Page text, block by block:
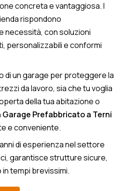
concreta e vantaggiosa. I
rispondono
necessità, con soluzioni
personalizzabili e conformi
di un garage per proteggere la
da lavoro, sia che tu voglia
della tua abitazione o
Garage Prefabbricato a Terni
e conveniente.
di esperienza nel settore
garantisce strutture sicure,
in tempi brevissimi.